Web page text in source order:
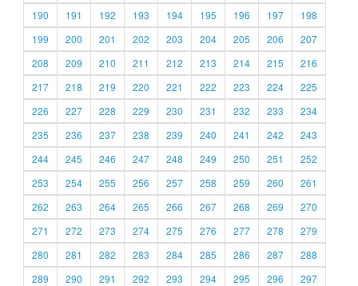
190
191 192 193 194 195 196 197
198
199
200 201 202 203 204 205 206
207
208
209 210 211 212 213 214 215
216
217
218 219 220 221 222 223 224
225
226
227 228 229 230 231 232 233
234
235
236 237 238 239 240 241 242
243
244
245 246 247 248 249 250 251
252
253
254 255 256 257 258 259 260
261
262
263 264 265 266 267 268 269
270
271
272 273 274 275 276 277 278
279
280
281 282 283 284 285 286 287
288
289
290 291 292 293 294 295 296
297